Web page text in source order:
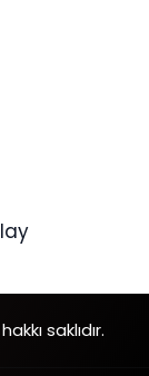
saklıdır.